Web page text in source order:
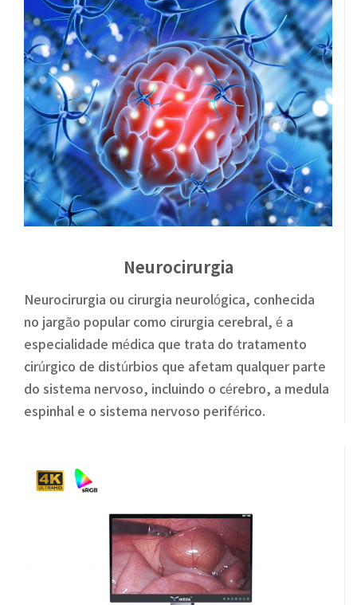
Neurocirurgia
Neurocirurgia ou cirurgia neurológica, conhecida
no jargão popular como cirurgia cerebral, é a
especialidade médica que trata do tratamento
cirúrgico de distúrbios que afetam qualquer parte
do sistema nervoso, incluindo o cérebro, a medula
espinhal e o sistema nervoso periférico.